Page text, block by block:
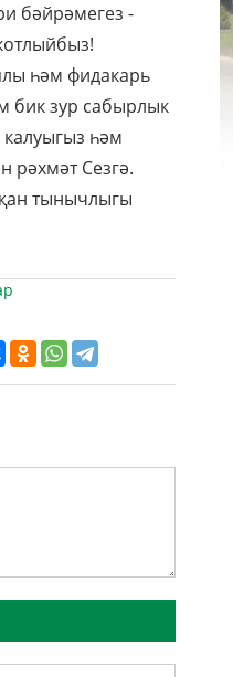
бәйрәмегез -
һәм фидакарь
бик зур сабырлык
һәм
рәхмәт Сезгә.
тынычлыгы